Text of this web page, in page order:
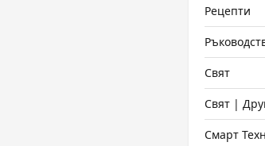
Рецепти
Свят
Свят |
Смарт